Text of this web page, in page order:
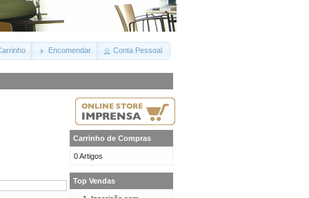
Encomendar Conta Pessoal
Carrinho de Compras
0 Artigos
Top Vendas